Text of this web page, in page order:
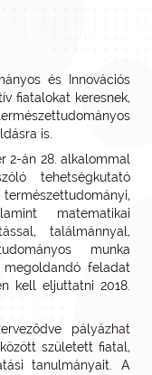
és Innovációs
fiatalokat keresnek,
is.
2-án 28. alkalommal
tehetségkutató
matematikai
találmánnyal,
munka
feladat
kell eljuttatni 2018.
pályázhat
született fiatal,
tanulmányait. A